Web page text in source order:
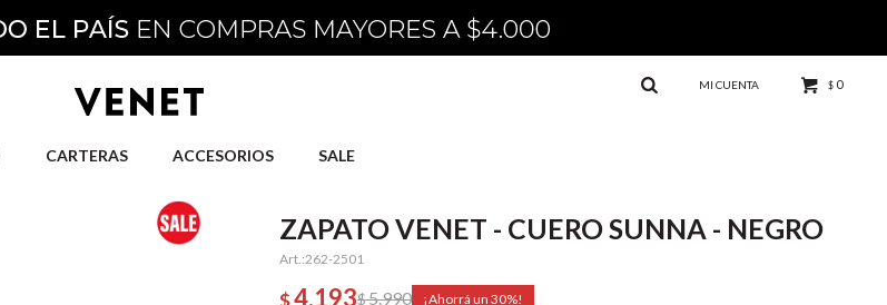
CARTERAS ACCESORIOS SALE
$ 0
ZAPATO VENET - CUERO SUNNA - NEGRO
262-2501
$4.193$5.990 30